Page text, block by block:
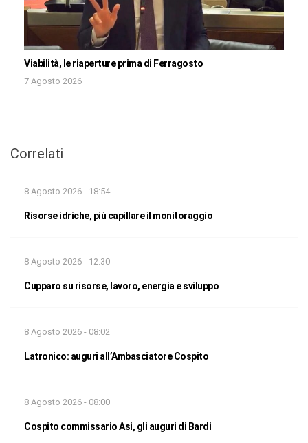
Viabilità, le riaperture prima di Ferragosto
7 Agosto 2026
Correlati
8 Agosto 2026 - 18:54
Risorse idriche, più capillare il monitoraggio
8 Agosto 2026 - 12:30
Cupparo su risorse, lavoro, energia e sviluppo
8 Agosto 2026 - 08:02
Latronico: auguri all’Ambasciatore Cospito
8 Agosto 2026 - 08:00
Cospito commissario Asi, gli auguri di Bardi